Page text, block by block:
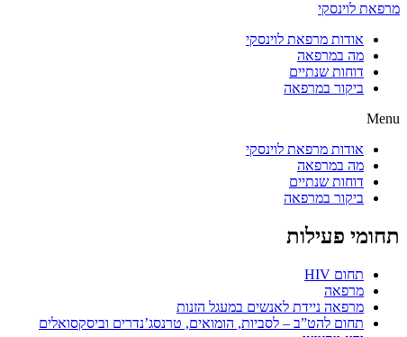
מרפאת לוינסקי
אודות מרפאת לוינסקי
מה במרפאה
דוחות שנתיים
ביקור במרפאה
Menu
אודות מרפאת לוינסקי
מה במרפאה
דוחות שנתיים
ביקור במרפאה
תחומי פעילות
תחום HIV
מרפאה
מרפאה ניידת לאנשים במעגל הזנות
תחום להט”ב – לסביות, הומואים, טרנסג’נדרים וביסקסואלים